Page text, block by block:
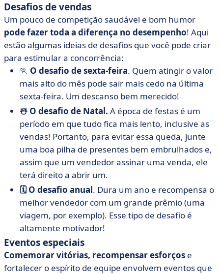
Desafios de vendas
Um pouco de competição saudável e bom humor
pode fazer toda a diferença no desempenho! Aqui
estão algumas ideias de desafios que você pode criar
para estimular a concorrência:
🏃 O desafio de sexta-feira. Quem atingir o valor
mais alto do mês pode sair mais cedo na última
sexta-feira. Um descanso bem merecido!
☃️ O desafio de Natal. A época de festas é um
período em que tudo fica mais lento, inclusive as
vendas! Portanto, para evitar essa queda, junte
uma boa pilha de presentes bem embrulhados e,
assim que um vendedor assinar uma venda, ele
terá direito a abrir um.
🗓️ O desafio anual. Dura um ano e recompensa o
melhor vendedor com um grande prêmio (uma
viagem, por exemplo). Esse tipo de desafio é
altamente motivador!
Eventos especiais
Comemorar vitórias, recompensar esforços e
fortalecer o espírito de equipe envolvem eventos que